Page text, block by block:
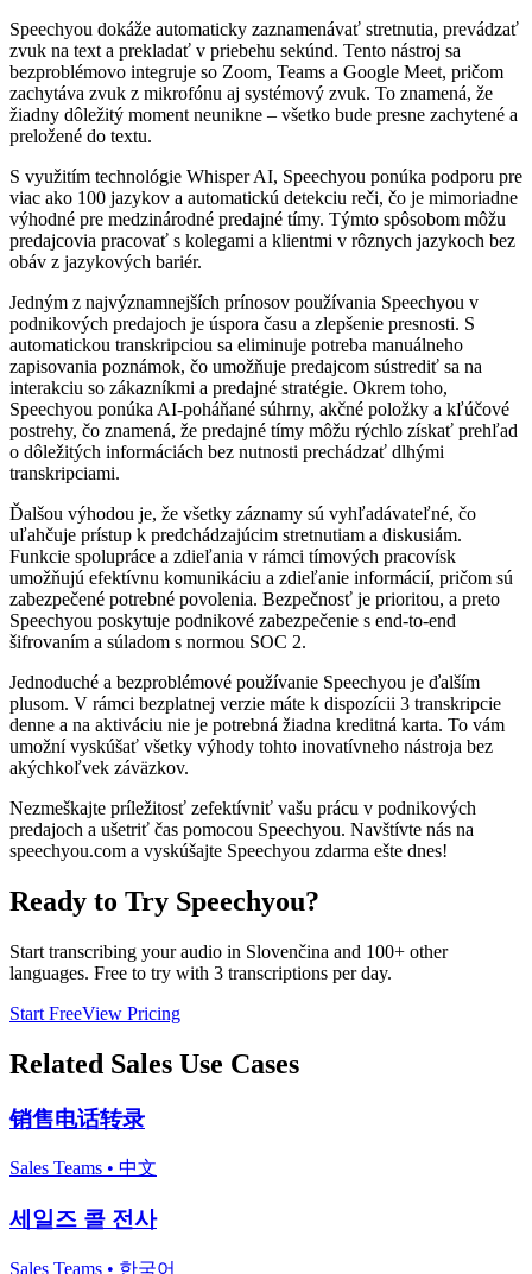
Speechyou dokáže automaticky zaznamenávať stretnutia, prevádzať
zvuk na text a prekladať v priebehu sekúnd. Tento nástroj sa
bezproblémovo integruje so Zoom, Teams a Google Meet, pričom
zachytáva zvuk z mikrofónu aj systémový zvuk. To znamená, že
žiadny dôležitý moment neunikne – všetko bude presne zachytené a
preložené do textu.
S využitím technológie Whisper AI, Speechyou ponúka podporu pre
viac ako 100 jazykov a automatickú detekciu reči, čo je mimoriadne
výhodné pre medzinárodné predajné tímy. Týmto spôsobom môžu
predajcovia pracovať s kolegami a klientmi v rôznych jazykoch bez
obáv z jazykových bariér.
Jedným z najvýznamnejších prínosov používania Speechyou v
podnikových predajoch je úspora času a zlepšenie presnosti. S
automatickou transkripciou sa eliminuje potreba manuálneho
zapisovania poznámok, čo umožňuje predajcom sústrediť sa na
interakciu so zákazníkmi a predajné stratégie. Okrem toho,
Speechyou ponúka AI-poháňané súhrny, akčné položky a kľúčové
postrehy, čo znamená, že predajné tímy môžu rýchlo získať prehľad
o dôležitých informáciách bez nutnosti prechádzať dlhými
transkripciami.
Ďalšou výhodou je, že všetky záznamy sú vyhľadávateľné, čo
uľahčuje prístup k predchádzajúcim stretnutiam a diskusiám.
Funkcie spolupráce a zdieľania v rámci tímových pracovísk
umožňujú efektívnu komunikáciu a zdieľanie informácií, pričom sú
zabezpečené potrebné povolenia. Bezpečnosť je prioritou, a preto
Speechyou poskytuje podnikové zabezpečenie s end-to-end
šifrovaním a súladom s normou SOC 2.
Jednoduché a bezproblémové používanie Speechyou je ďalším
plusom. V rámci bezplatnej verzie máte k dispozícii 3 transkripcie
denne a na aktiváciu nie je potrebná žiadna kreditná karta. To vám
umožní vyskúšať všetky výhody tohto inovatívneho nástroja bez
akýchkoľvek záväzkov.
Nezmeškajte príležitosť zefektívniť vašu prácu v podnikových
predajoch a ušetriť čas pomocou Speechyou. Navštívte nás na
speechyou.com a vyskúšajte Speechyou zdarma ešte dnes!
Ready to Try Speechyou?
Start transcribing your audio in Slovenčina and 100+ other
languages. Free to try with 3 transcriptions per day.
Start FreeView Pricing
Related Sales Use Cases
销售电话转录
Sales Teams • 中文
세일즈 콜 전사
Sales Teams • 한국어